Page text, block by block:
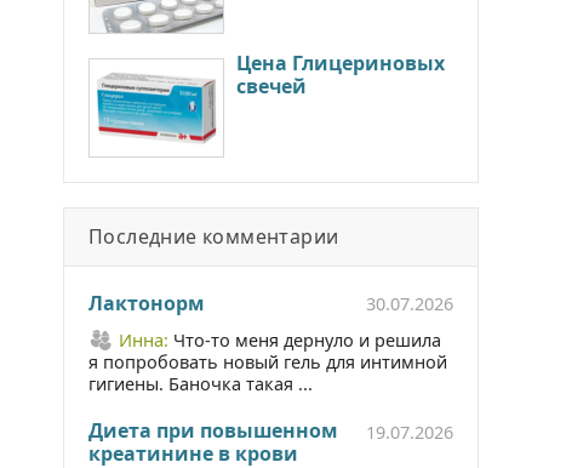
Цена Глицериновых
свечей
Последние комментарии
Лактонорм
30.07.2026
Инна: Что-то меня дернуло и решила
я попробовать новый гель для интимной
гигиены. Баночка такая ...
Диета при повышенном
креатинине в крови
19.07.2026